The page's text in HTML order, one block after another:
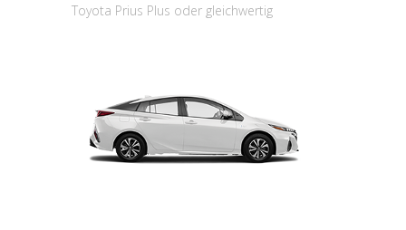
Toyota Prius Plus oder gleichwertig